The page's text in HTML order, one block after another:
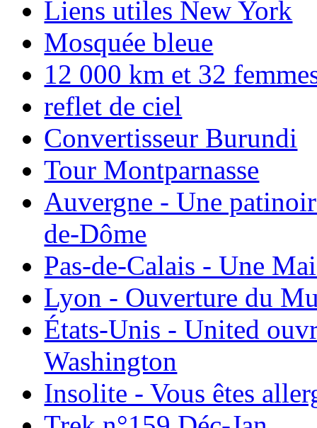
Liens utiles New York
Mosquée bleue
12 000 km et 32
reflet de ciel
Convertisseur Burundi
Tour Montparnasse
Auvergne - Une
de-Dôme
Pas-de-Calais - Une
Lyon - Ouverture du
États-Unis - United
Washington
Insolite - Vous êtes